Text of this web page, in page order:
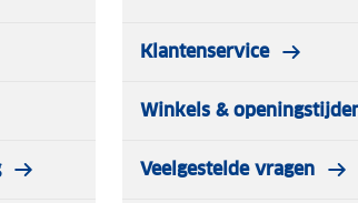
staat de camera in stand-by en
wordt waargenomen. Bij time-
later versneld kan worden
beschikbaar wanneer de auto
Klantenservice
Winkels &
Veelgestelde vragen